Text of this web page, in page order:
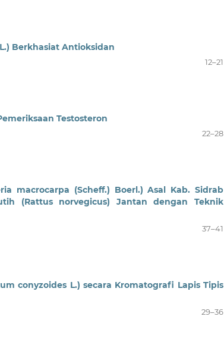
Berkhasiat Antioksidan
12–21
Testosteron
22–28
macrocarpa (Scheff.) Boerl.) Asal Kab. Sidrab
(Rattus norvegicus) Jantan dengan Teknik
37–41
conyzoides L.) secara Kromatografi Lapis Tipis
29–36